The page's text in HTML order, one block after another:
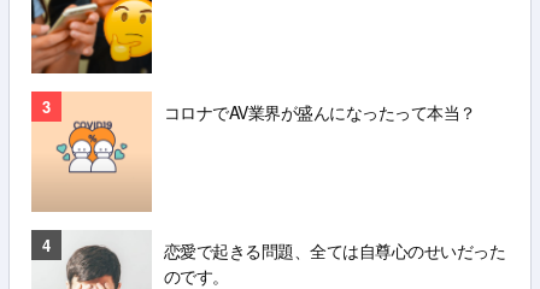
3 コロナでAV業界が盛んになったって本当？
4
恋愛で起きる問題、全ては自尊心のせいだった
のです。